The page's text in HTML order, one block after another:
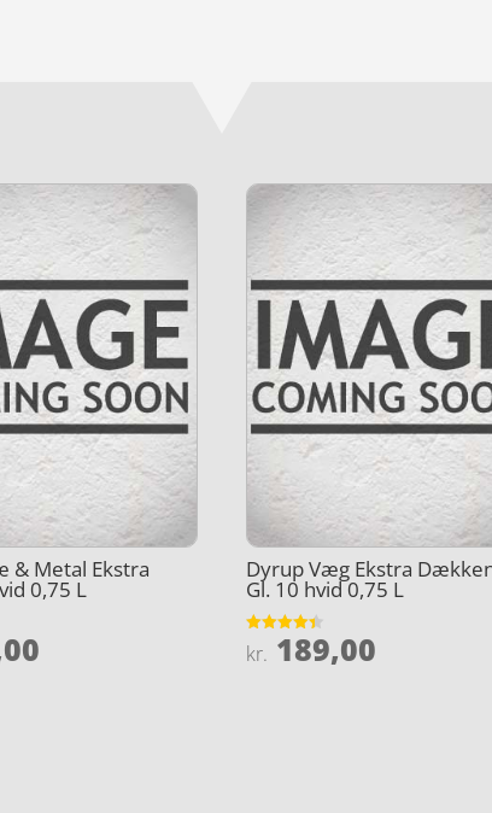
& Metal Ekstra
0,75 L
Dyrup Væg Ekstra
Gl. 10 hvid 0,75 L
Vurderet
4.4
kr. 189,00